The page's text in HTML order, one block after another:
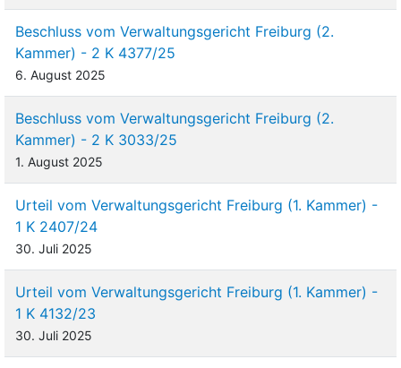
Beschluss vom Verwaltungsgericht Freiburg (2.
Kammer) - 2 K 4377/25
6. August 2025
Beschluss vom Verwaltungsgericht Freiburg (2.
Kammer) - 2 K 3033/25
1. August 2025
Urteil vom Verwaltungsgericht Freiburg (1. Kammer) -
1 K 2407/24
30. Juli 2025
Urteil vom Verwaltungsgericht Freiburg (1. Kammer) -
1 K 4132/23
30. Juli 2025